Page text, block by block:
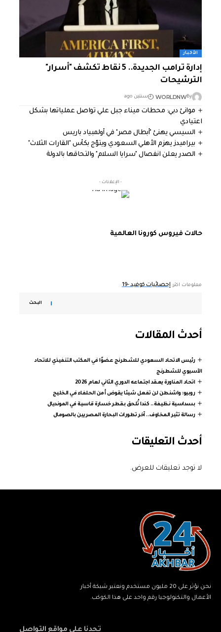
الأخبار
إدارة ترامب الجديدة.. 5 نقاط تكشف "أسرار"
الترشيحات
By
WORLDNW سنتين ago
موانئ دبي: محطات ميناء جبل علي تواصل عملياتها بشكل
اعتيادي
السيسي يهنئ "أبطال مصر" في أولمبياد باريس
بيراميدز يهزم الأهلي السعودي ويتوّج بكأس "القارات الثلاث"
الصدر يعلن انفصال "سرايا السلام" والتحاقها بالدولة
- الإعلانات -
حالات فيروس كورونا العالمية
معلومات اكثر: إحصائيات كوفيد -19
البحث
أحدث المقالات
رئيس الاتحاد السعودي للشطرنج عضوًا في المكتب التنفيذي للاتحاد
الآسيوي للشطرنج
اتحاد المناورة يعقد اجتماعه الدوري الثاني لعام 2026
روبيو: واشنطن لن تفعل شيئا يقوض أمن الحلفاء في الخليج
بسداسية نظيفة.. كندا تُلحق بقطر خسارة قاسية في المونديال
رسالة تثير المخاوف.. آخر تطورات البحارة المصريين بالصومال
أحدث التعليقات
لا توجد تعليقات للعرض.
نحن نؤثر على 20 مليون مستخدم ونعتبر شبكة أخبار
الأعمال والتكنولوجيا رقم واحد على هذا الكوكب.
تجدنا على مواقع التواصل